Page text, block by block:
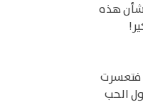
شأن هذه
فتعسرت
الحب